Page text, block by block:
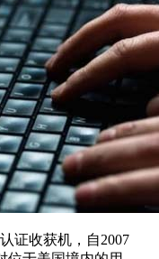
证收获机，自2007